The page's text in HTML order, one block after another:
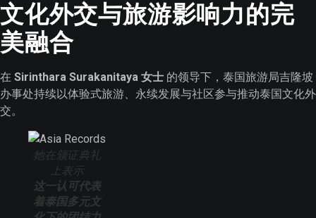
文化外交与旅游影响力的完
美融合
在 Sirinthara Surakanitaya 女士 的领导下，泰国旅游局吉隆坡
办事处持续以体验式旅游、永续发展与社区参与推动泰国文化外
交。
她在颁证典礼
上表示
这一认可代表
着泰国多元文